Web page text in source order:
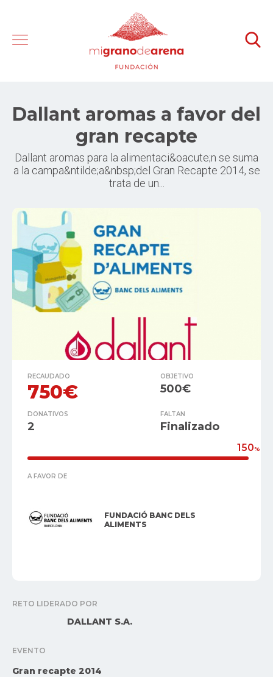
Dallant aromas a favor del
gran recapte
Dallant aromas para la alimentaci&oacute;n se suma
a la campa&ntilde;a&nbsp;del Gran Recapte 2014, se
trata de un...
RECAUDADO
750€
OBJETIVO
500€
DONATIVOS
2
FALTAN
Finalizado
150%
A FAVOR DE
FUNDACIÓ BANC DELS
ALIMENTS
RETO LIDERADO POR
DALLANT S.A.
EVENTO
Gran recapte 2014